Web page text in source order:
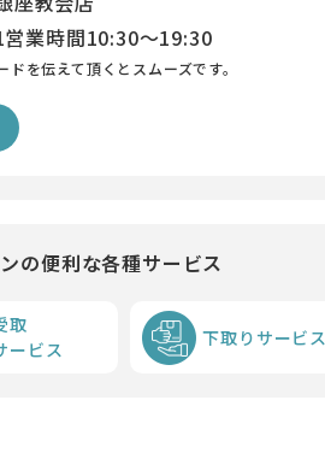
営業時間10:30～19:30
を伝えて頂くとスムーズです。
の便利な各種サービス
取
ービス
下取りサービス